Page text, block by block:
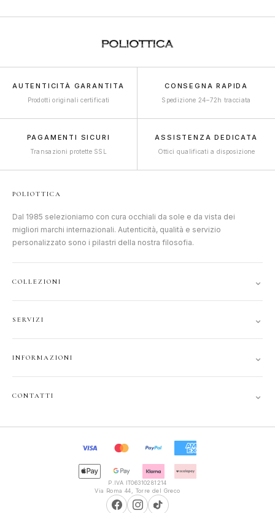
AUTENTICITÀ GARANTITA
Prodotti originali certificati
CONSEGNA RAPIDA
Spedizione 24–72h tracciata
PAGAMENTI SICURI
Transazioni protette SSL
ASSISTENZA DEDICATA
Ottici qualificati a disposizione
POLIOTTICA
Dal 1985 selezioniamo con cura occhiali da sole e da vista dei
migliori marchi internazionali. Autenticità, qualità e servizio
personalizzato sono i pilastri della nostra filosofia.
COLLEZIONI ⌄
JUNIOR
GIFT CARD
SERVIZI ⌄
SPEDIZIONI
RECESSO
INFORMAZIONI ⌄
CONTATTI ⌄
9:30–13:00, 16:00–20:00
P.IVA IT06310281214
Via Roma 44, Torre del Greco